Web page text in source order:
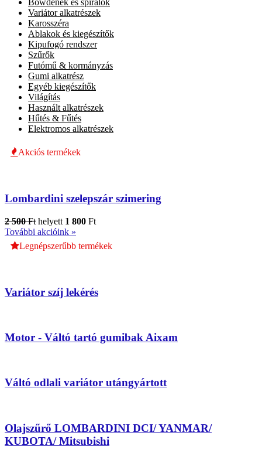
Bowdenek és spirálok
Variátor alkatrészek
Karosszéra
Ablakok és kiegészítők
Kipufogó rendszer
Szűrők
Futómű & kormányzás
Gumi alkatrész
Egyéb kiegészítők
Világítás
Használt alkatrészek
Hűtés & Fűtés
Elektromos alkatrészek
Akciós termékek
Lombardini szelepszár szimering
2 500 Ft helyett 1 800 Ft
További akcióink »
Legnépszerűbb termékek
Variátor szíj lekérés
Motor - Váltó tartó gumibak Aixam
Váltó odlali variátor utángyártott
Olajszűrő LOMBARDINI DCI/ YANMAR/
KUBOTA/ Mitsubishi